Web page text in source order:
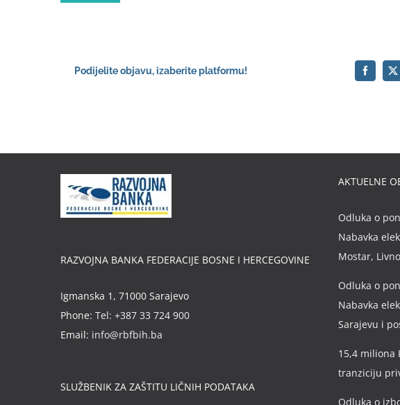
Podijelite objavu, izaberite platformu!
RAZVOJNA BANKA FEDERACIJE BOSNE I HERCEGOVINE
Igmanska 1, 71000 Sarajevo
Phone: Tel: +387 33 724 900
Email: info@rbfbih.ba
SLUŽBENIK ZA ZAŠTITU LIČNIH PODATAKA
AKTUELNE
Odluka o
Nabavka
Mostar,
Odluka o
Nabavka
Sarajevu i
15,4 miliona
tranziciju
Odluka o